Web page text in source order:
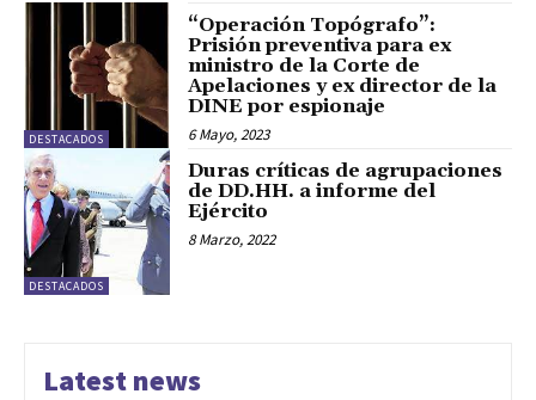
DESTACADOS
“Operación Topógrafo”:
Prisión preventiva para ex
ministro de la Corte de
Apelaciones y ex director de la
DINE por espionaje
6 Mayo, 2023
DESTACADOS
Duras críticas de agrupaciones
de DD.HH. a informe del
Ejército
8 Marzo, 2022
Latest news